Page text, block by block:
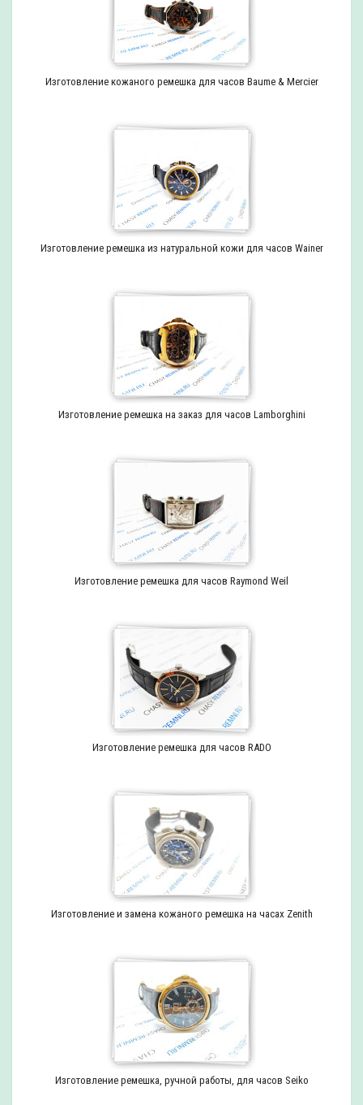
Изготовление кожаного ремешка для часов Baume & Mercier
Изготовление ремешка из натуральной кожи для часов Wainer
Изготовление ремешка на заказ для часов Lamborghini
Изготовление ремешка для часов Raymond Weil
Изготовление ремешка для часов RADO
Изготовление и замена кожаного ремешка на часах Zenith
Изготовление ремешка, ручной работы, для часов Seiko